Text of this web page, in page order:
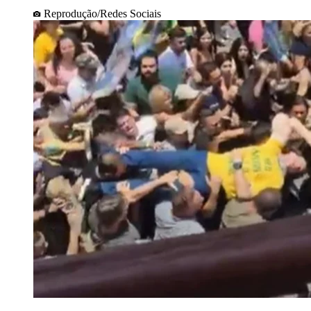
Reprodução/Redes Sociais